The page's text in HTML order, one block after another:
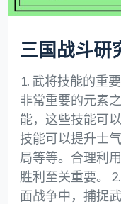
三国战斗研
1. 武将技能的重
非常重要的元素
能，这些技能可
技能可以提升士
局等等。合理利
胜利至关重要。
面战争中，捕捉